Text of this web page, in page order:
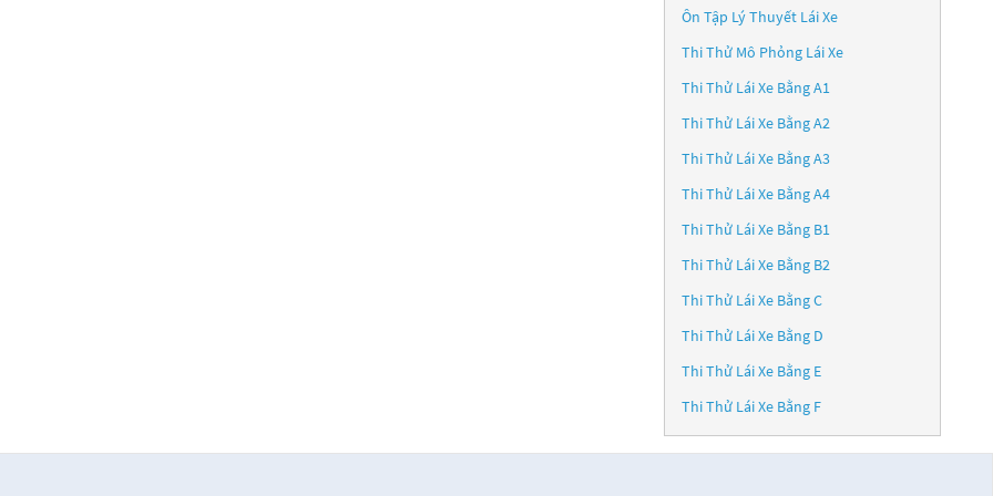
Ôn Tập Lý Thuyết Lái Xe
Thi Thử Mô Phỏng Lái Xe
Thi Thử Lái Xe Bằng A1
Thi Thử Lái Xe Bằng A2
Thi Thử Lái Xe Bằng A3
Thi Thử Lái Xe Bằng A4
Thi Thử Lái Xe Bằng B1
Thi Thử Lái Xe Bằng B2
Thi Thử Lái Xe Bằng C
Thi Thử Lái Xe Bằng D
Thi Thử Lái Xe Bằng E
Thi Thử Lái Xe Bằng F